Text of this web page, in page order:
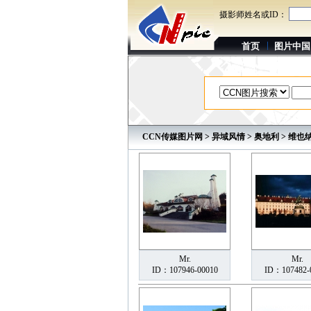
摄影师姓名或ID：
首页 图片中国
CCN传媒图片网 > 异域风情> 奥地利 > 维也
Mr.
ID：107946-00010
Mr.
ID：107482-